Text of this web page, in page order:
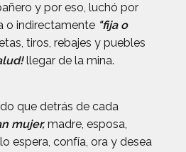
y por eso, luchó por
o indirectamente "fija o
tiros, rebajes y puebles
llegar de la mina.
que detrás de cada
mujer, madre, esposa,
espera, confía, ora y desea